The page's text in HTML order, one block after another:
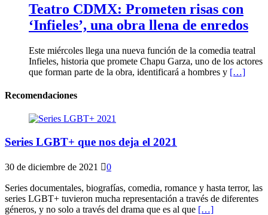
Teatro CDMX: Prometen risas con
‘Infieles’, una obra llena de enredos
Este miércoles llega una nueva función de la comedia teatral
Infieles, historia que promete Chapu Garza, uno de los actores
que forman parte de la obra, identificará a hombres y […]
Recomendaciones
Series LGBT+ que nos deja el 2021
30 de diciembre de 2021 0
Series documentales, biografías, comedia, romance y hasta terror, las
series LGBT+ tuvieron mucha representación a través de diferentes
géneros, y no solo a través del drama que es al que […]